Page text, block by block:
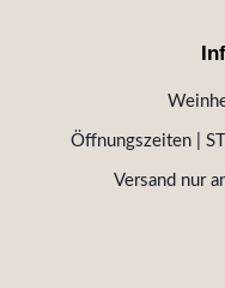
Öffnungszeiten |
Versand nur